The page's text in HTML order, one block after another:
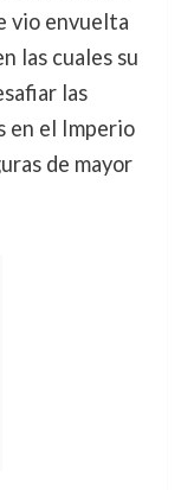
vio envuelta
las cuales su
las
en el Imperio
de mayor